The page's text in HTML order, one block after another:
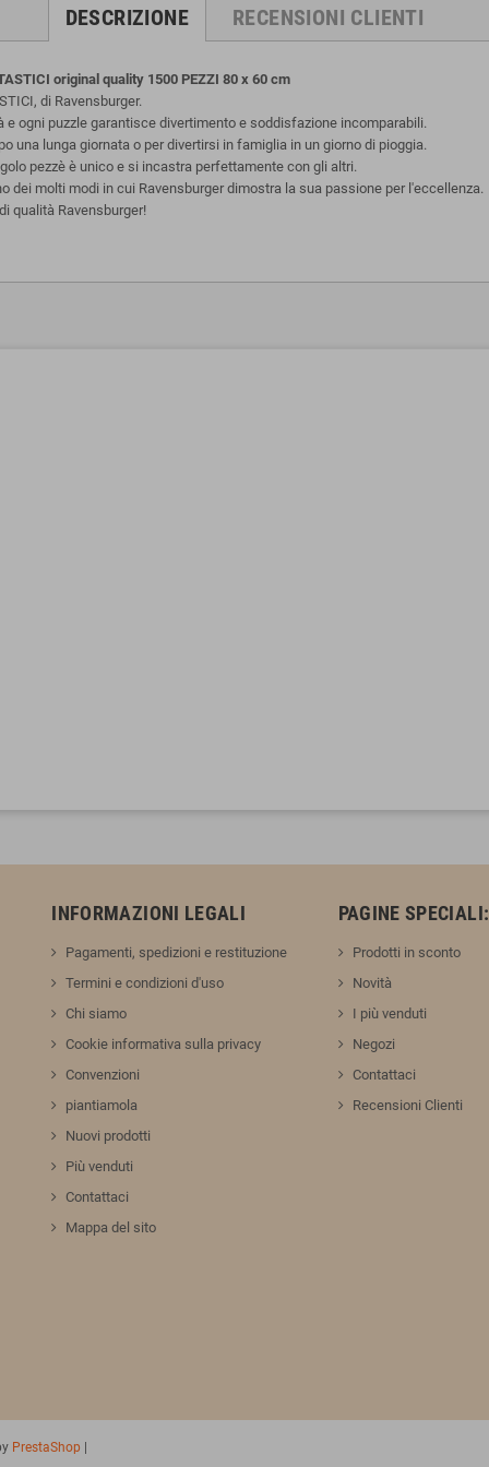
DESCRIZIONE RECENSIONI CLIENTI
original quality 1500 PEZZI 80 x 60 cm
di Ravensburger.
ogni puzzle garantisce divertimento e soddisfazione incomparabili.
una lunga giornata o per divertirsi in famiglia in un giorno di pioggia.
pezzè è unico e si incastra perfettamente con gli altri.
dei molti modi in cui Ravensburger dimostra la sua passione per l'eccellenza.
qualità Ravensburger!
INFORMAZIONI LEGALI
Pagamenti, spedizioni e restituzione
Termini e condizioni d'uso
Chi siamo
Cookie informativa sulla privacy
Convenzioni
piantiamola
Nuovi prodotti
Più venduti
Contattaci
Mappa del sito
PAGINE SPECIALI:
Prodotti in sconto
Novità
I più venduti
Negozi
Contattaci
Recensioni Clienti
PrestaShop